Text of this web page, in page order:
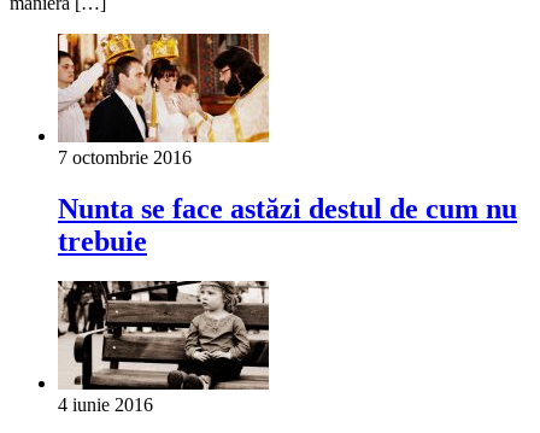
7 octombrie 2016
Nunta se face astăzi destul de cum nu
trebuie
4 iunie 2016